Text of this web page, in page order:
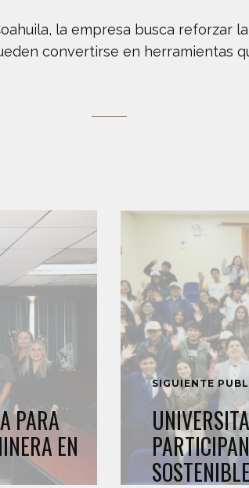
la empresa busca reforzar
convertirse en herramientas
PARA
EN
SIGUIENTE